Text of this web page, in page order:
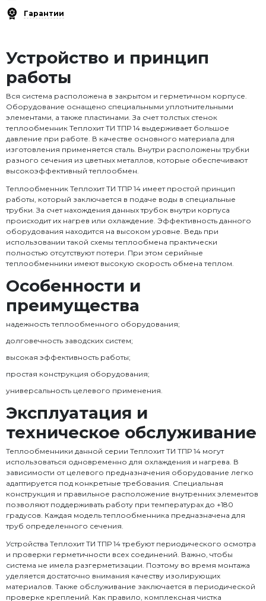
Гарантии
Устройство и принцип
работы
Вся система расположена в закрытом и герметичном корпусе.
Оборудование оснащено специальными уплотнительными
элементами, а также пластинами. За счет толстых стенок
теплообменник Теплохит ТИ ТПР 14 выдерживает большое
давление при работе. В качестве основного материала для
изготовления применяется сталь. Внутри расположены трубки
разного сечения из цветных металлов, которые обеспечивают
высокоэффективный теплообмен.
Теплообменник Теплохит ТИ ТПР 14 имеет простой принцип
работы, который заключается в подаче воды в специальные
трубки. За счет нахождения данных трубок внутри корпуса
происходит их нагрев или охлаждение. Эффективность данного
оборудования находится на высоком уровне. Ведь при
использовании такой схемы теплообмена практически
полностью отсутствуют потери. При этом серийные
теплообменники имеют высокую скорость обмена теплом.
Особенности и
преимущества
надежность теплообменного оборудования;
долговечность заводских систем;
высокая эффективность работы;
простая конструкция оборудования;
универсальность целевого применения.
Эксплуатация и
техническое обслуживание
Теплообменники данной серии Теплохит ТИ ТПР 14 могут
использоваться одновременно для охлаждения и нагрева. В
зависимости от целевого предназначения оборудование легко
адаптируется под конкретные требования. Специальная
конструкция и правильное расположение внутренних элементов
позволяют поддерживать работу при температурах до +180
градусов. Каждая модель теплообменника предназначена для
труб определенного сечения.
Устройства Теплохит ТИ ТПР 14 требуют периодического осмотра
и проверки герметичности всех соединений. Важно, чтобы
система не имела разгерметизации. Поэтому во время монтажа
уделяется достаточно внимания качеству изолирующих
материалов. Также обслуживание заключается в периодической
проверке креплений. Как правило, комплексная чистка